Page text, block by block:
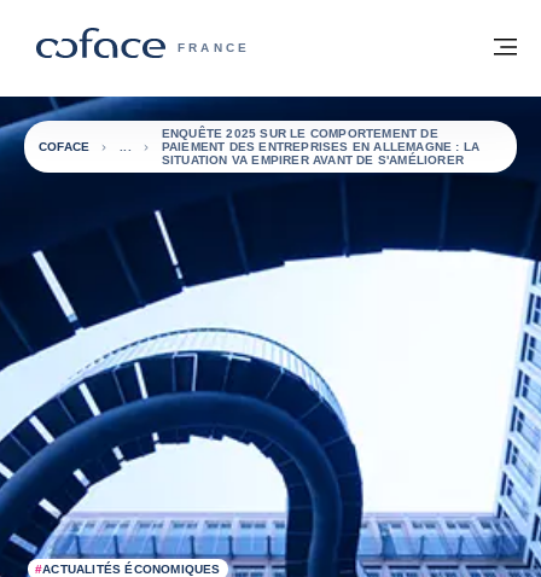
COFACE, FOR TRADE - PAGE
FRANCE
Retour à la page d'accueil
#ACTUALITÉS ÉCONOMIQUES
COFACE
ENQUÊTE 2025 SUR LE COMPORTEMENT DE
PAIEMENT DES ENTREPRISES EN ALLEMAGNE : LA
SITUATION VA EMPIRER AVANT DE S'AMÉLIORER